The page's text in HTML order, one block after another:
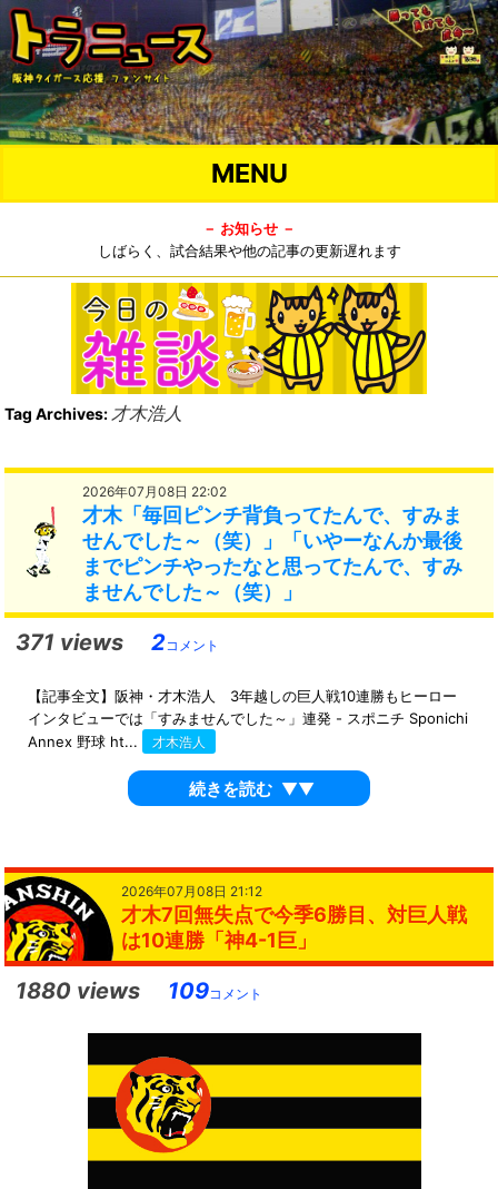
MENU
－ お知らせ －
しばらく、試合結果や他の記事の更新遅れます
Tag Archives: 才木浩人
2026年07月08日 22:02
才木「毎回ピンチ背負ってたんで、すみま
せんでした～（笑）」「いやーなんか最後
までピンチやったなと思ってたんで、すみ
ませんでした～（笑）」
371 views 2コメント
【記事全文】阪神・才木浩人 3年越しの巨人戦10連勝もヒーロー
インタビューでは「すみませんでした～」連発 - スポニチ Sponichi
Annex 野球 ht...
才木浩人
続きを読む ▼▼
2026年07月08日 21:12
才木7回無失点で今季6勝目、対巨人戦
は10連勝「神4-1巨」
1880 views 109コメント